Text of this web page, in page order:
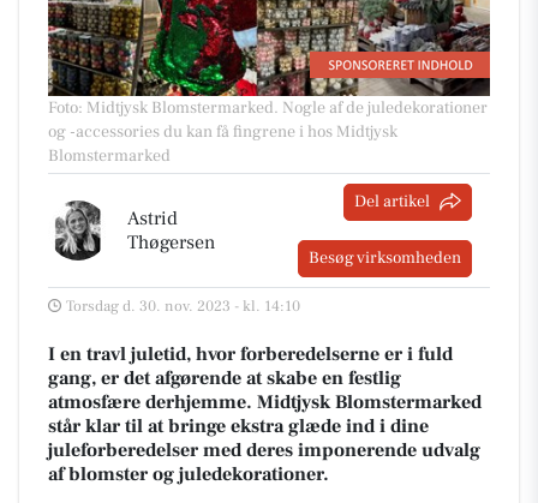
Foto: Midtjysk Blomstermarked. Nogle af de juledekorationer
og -accessories du kan få fingrene i hos Midtjysk
Blomstermarked
Astrid
Thøgersen
Del artikel
Besøg virksomheden
Torsdag d. 30. nov. 2023 - kl. 14:10
I en travl juletid, hvor forberedelserne er i fuld
gang, er det afgørende at skabe en festlig
atmosfære derhjemme. Midtjysk Blomstermarked
står klar til at bringe ekstra glæde ind i dine
juleforberedelser med deres imponerende udvalg
af blomster og juledekorationer.